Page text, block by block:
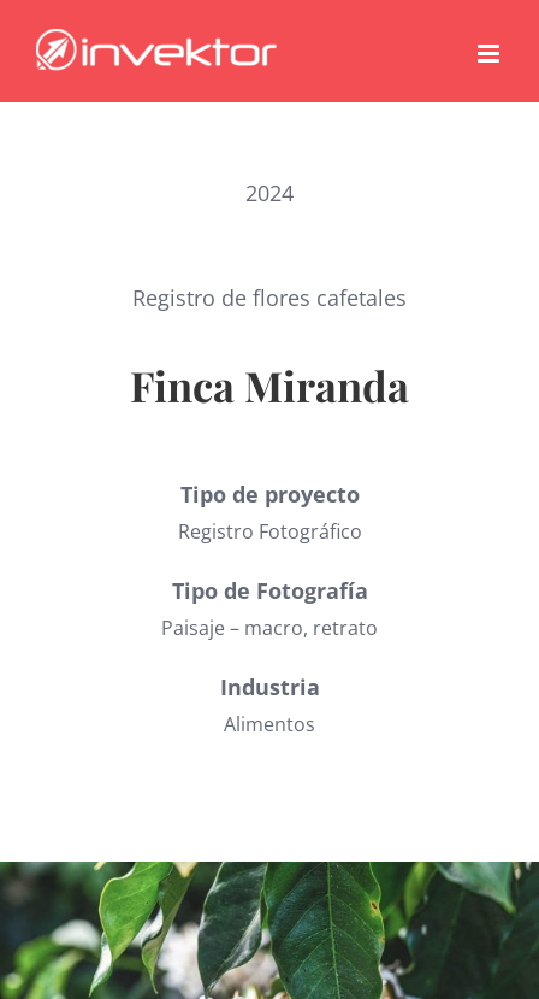
2024
Registro de flores cafetales
Finca Miranda
Tipo de proyecto
Registro Fotográfico
Tipo de Fotografía
Paisaje – macro, retrato
Industria
Alimentos